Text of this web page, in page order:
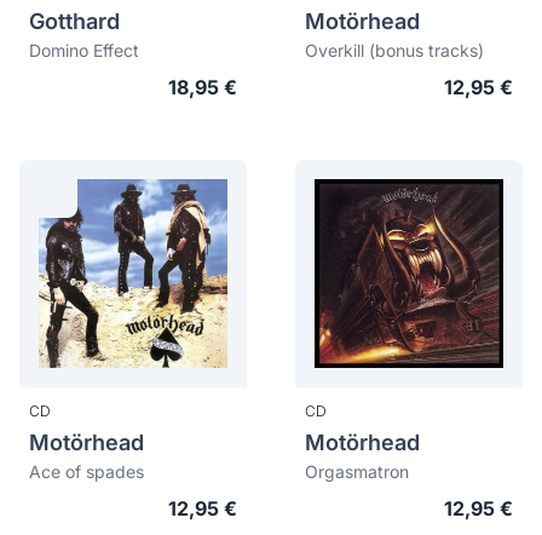
Gotthard
Domino Effect
18,95 €
Motörhead
Overkill (bonus tracks)
12,95 €
CD
Motörhead
Ace of spades
12,95 €
CD
Motörhead
Orgasmatron
12,95 €